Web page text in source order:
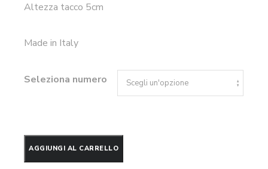
Altezza tacco 5cm
Made in Italy
Seleziona numero
Mule
in
AGGIUNGI AL CARRELLO